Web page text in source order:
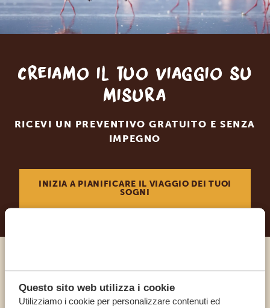
Questo sito web utilizza i cookie
Utilizziamo i cookie per personalizzare contenuti ed
Creiamo il tuo viaggio su
misura
RICEVI UN PREVENTIVO GRATUITO E SENZA
IMPEGNO
INIZIA A PIANIFICARE IL VIAGGIO DEI TUOI
SOGNI
Chiama un esperto
I NOSTRI SPECIALISTI SONO QUI PER TE